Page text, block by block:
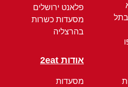
פלאנט ירושלים
מסעדות כשרות
בהרצליה
אודות 2eat
מסעדות